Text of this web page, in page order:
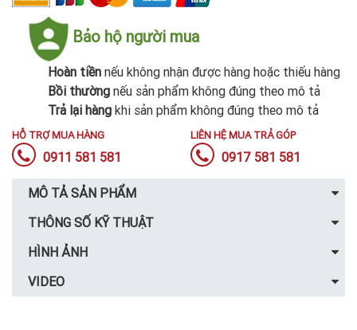
Bảo hộ người mua
Hoàn tiền nếu không nhận được hàng hoặc thiếu hàng
Bồi thường nếu sản phẩm không đúng theo mô tả
Trả lại hàng khi sản phẩm không đúng theo mô tả
HỖ TRỢ MUA HÀNG
0911 581 581
LIÊN HỆ MUA TRẢ GÓP
0917 581 581
MÔ TẢ SẢN PHẨM
THÔNG SỐ KỸ THUẬT
HÌNH ẢNH
VIDEO